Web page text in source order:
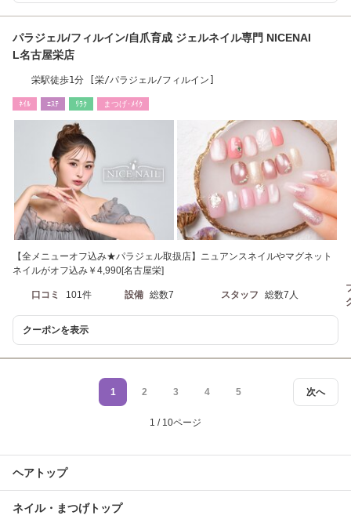
パラジェル/フィルイン/自爪育成 ジェルネイル専門 NICENAI
L名古屋栄店
栄駅徒歩1分 [栄/パラジェル/フィルイン]
ﾈｲﾙ ｴｽﾃ ﾘﾗｸ まつげ･ﾒｲｸ
【全メニューオフ込み★パラジェル取扱店】ニュアンスネイルやマグネット
ネイルがオフ込み￥4,990[名古屋栄]
口コミ 101件 設備 総数7 スタッフ 総数7人
クーポンを表示
次へ
1 2 3 4 5
1 / 10ページ
ヘアトップ
ネイル・まつげトップ